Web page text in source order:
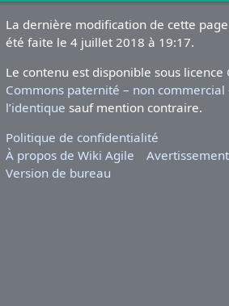
La dernière modification de cette
été faite le 4 juillet 2018 à 19:17.
Le contenu est disponible sous licence
Commons paternité – non commercial
l’identique sauf mention contraire.
Politique de confidentialité
À propos de Wiki Agile
Version de bureau